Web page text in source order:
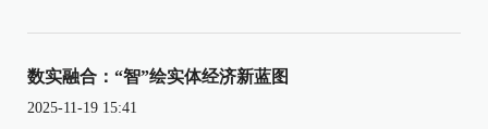
数实融合：“智”绘实体经济新蓝图
2025-11-19 15:41